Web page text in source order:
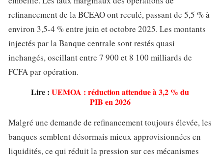
refinancement de la BCEAO ont reculé, passant de 5,5 % à
environ 3,5-4 % entre juin et octobre 2025. Les montants
injectés par la Banque centrale sont restés quasi
inchangés, oscillant entre 7 900 et 8 100 milliards de
FCFA par opération.
Lire : UEMOA : réduction attendue à 3,2 % du
PIB en 2026
Malgré une demande de refinancement toujours élevée, les
banques semblent désormais mieux approvisionnées en
liquidités, ce qui réduit la pression sur ces mécanismes